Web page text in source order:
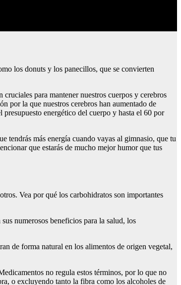
los donuts y los panecillos, que se convierten
para mantener nuestros cuerpos y cerebros
por la que nuestros cerebros han aumentado de
energético del cuerpo y hasta el 60 por
tendrás más energía cuando vayas al gimnasio, que tu
que estarás de mucho mejor humor que tus
Vea por qué los carbohidratos son importantes
numerosos beneficios para la salud, los
de forma natural en los alimentos de origen vegetal,
no regula estos términos, por lo que no
o excluyendo tanto la fibra como los alcoholes de